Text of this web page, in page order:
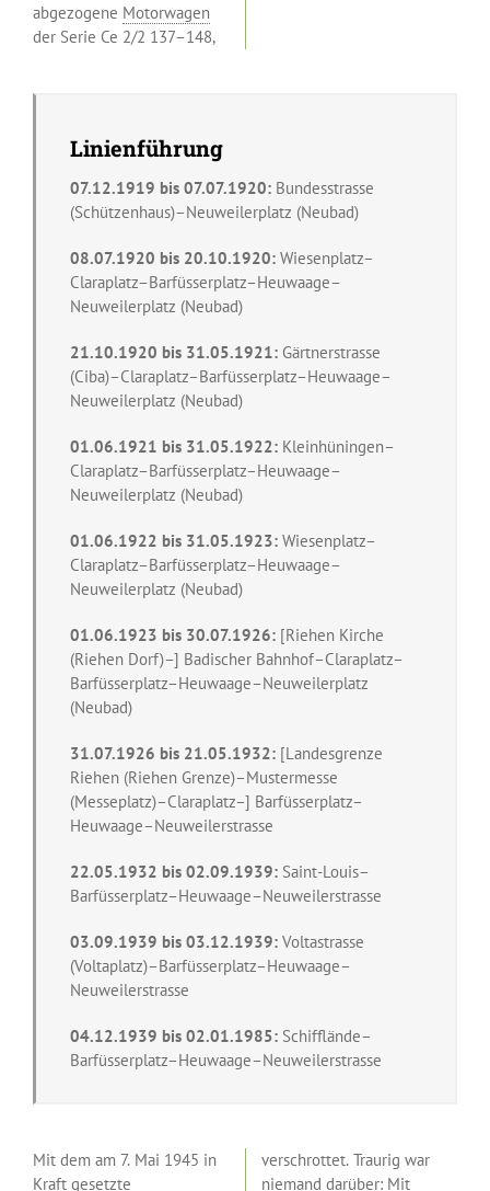
abgezogene Motorwagen
der Serie Ce 2/2 137–148,
Linienführung
07.12.1919 bis 07.07.1920: Bundesstrasse
(Schützenhaus)–Neuweilerplatz (Neubad)
08.07.1920 bis 20.10.1920: Wiesenplatz–
Claraplatz–Barfüsserplatz–Heuwaage–
Neuweilerplatz (Neubad)
21.10.1920 bis 31.05.1921: Gärtnerstrasse
(Ciba)–Claraplatz–Barfüsserplatz–Heuwaage–
Neuweilerplatz (Neubad)
01.06.1921 bis 31.05.1922: Kleinhüningen–
Claraplatz–Barfüsserplatz–Heuwaage–
Neuweilerplatz (Neubad)
01.06.1922 bis 31.05.1923: Wiesenplatz–
Claraplatz–Barfüsserplatz–Heuwaage–
Neuweilerplatz (Neubad)
01.06.1923 bis 30.07.1926: [Riehen Kirche
(Riehen Dorf)–] Badischer Bahnhof–Claraplatz–
Barfüsserplatz–Heuwaage–Neuweilerplatz
(Neubad)
31.07.1926 bis 21.05.1932: [Landesgrenze
Riehen (Riehen Grenze)–Mustermesse
(Messeplatz)–Claraplatz–] Barfüsserplatz–
Heuwaage–Neuweilerstrasse
22.05.1932 bis 02.09.1939: Saint-Louis–
Barfüsserplatz–Heuwaage–Neuweilerstrasse
03.09.1939 bis 03.12.1939: Voltastrasse
(Voltaplatz)–Barfüsserplatz–Heuwaage–
Neuweilerstrasse
04.12.1939 bis 02.01.1985: Schifflände–
Barfüsserplatz–Heuwaage–Neuweilerstrasse
Mit dem am 7. Mai 1945 in
Kraft gesetzte
verschrottet. Traurig war
niemand darüber: Mit